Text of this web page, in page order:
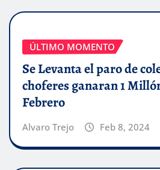
ÚLTIMO MOMENTO
Se Levanta el paro de
choferes ganaran 1
Febrero
Alvaro Trejo Feb 8, 2024